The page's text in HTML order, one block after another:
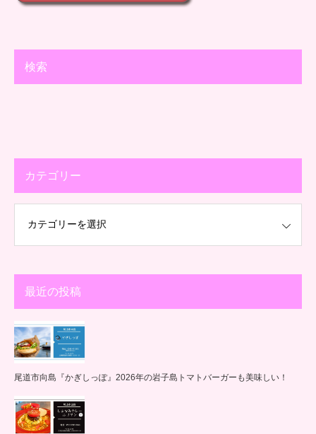
検索
カテゴリー
最近の投稿
尾道市向島『かぎしっぽ』2026年の岩子島トマトバーガーも美味しい！